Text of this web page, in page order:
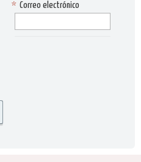
Correo electrónico
*